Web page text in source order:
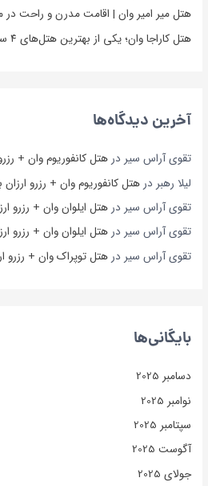
هتل میر امیر وان | اقامت مدرن و راحت در
هتل کاراجا وان؛ یکی از بهترین هتل‌های ۴ ستاره وان برای ایرانی‌ها
آخرین دیدگاه‌ها
تقوی آراس سیر درهتل کانفوریوم وان +
لیلا رهبر درهتل کانفوریوم وان + رزرو ارزان
تقوی آراس سیر درهتل ایلوان وان + رزرو
تقوی آراس سیر درهتل ایلوان وان + رزرو
تقوی آراس سیر درهتل توپراک وان + رزرو
بایگانی‌ها
دسامبر 2025
نوامبر 2025
سپتامبر 2025
آگوست 2025
جولای 2025